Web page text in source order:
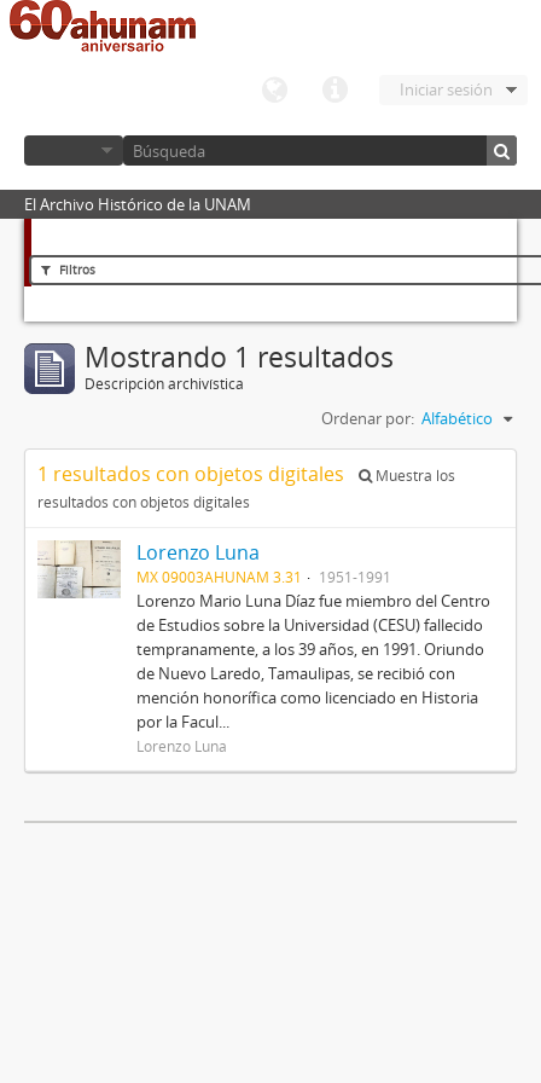
Iniciar sesión
El Archivo Histórico de la UNAM
Filtros
Mostrando 1 resultados
Descripción archivística
Ordenar por: Alfabético
1 resultados con objetos digitales
Muestra los
resultados con objetos digitales
Lorenzo Luna
MX 09003AHUNAM 3.31 1951-1991
Lorenzo Mario Luna Díaz fue miembro del Centro
de Estudios sobre la Universidad (CESU) fallecido
tempranamente, a los 39 años, en 1991. Oriundo
de Nuevo Laredo, Tamaulipas, se recibió con
mención honorífica como licenciado en Historia
por la Facul...
Lorenzo Luna